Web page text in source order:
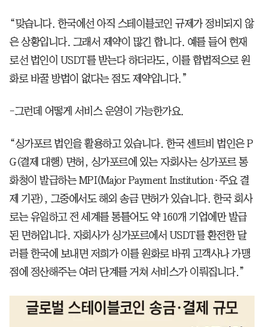
“맞습니다. 한국에선 아직 스테이블코인 규제가 정비되지 않
은 상황입니다. 그래서 제약이 많긴 합니다. 예를 들어 현재
로선 법인이 USDT를 받는다 하더라도, 이를 합법적으로 원
화로 바꿀 방법이 없다는 점도 제약입니다.”
-그런데 어떻게 서비스 운영이 가능한가요.
“싱가포르 법인을 활용하고 있습니다. 한국 센트비 법인은 P
G(결제 대행) 면허, 싱가포르에 있는 자회사는 싱가포르 통
화청이 발급하는 MPI(Major Payment Institution·주요 결
제 기관), 그중에서도 해외 송금 면허가 있습니다. 한국 회사
로는 유일하고 전 세계를 통틀어도 약 160개 기업에만 발급
된 면허입니다. 자회사가 싱가포르에서 USDT를 환전한 달
러를 한국에 보내면 저희가 이를 원화로 바꿔 고객사나 가맹
점에 정산해주는 여러 단계를 거쳐 서비스가 이뤄집니다.”